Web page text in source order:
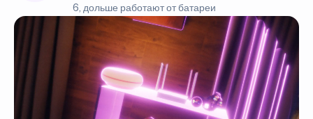
6, дольше работают от батареи